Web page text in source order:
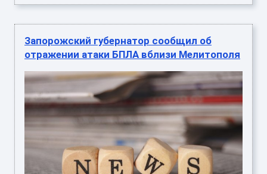
Запорожский губернатор сообщил об
отражении атаки БПЛА вблизи Мелитополя